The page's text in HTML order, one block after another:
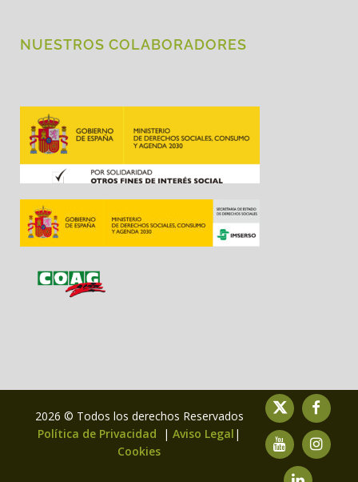
NUESTROS COLABORADORES
2026 © Todos los derechos Reservados
Política de Privacidad
| Aviso Legal |
Cookies